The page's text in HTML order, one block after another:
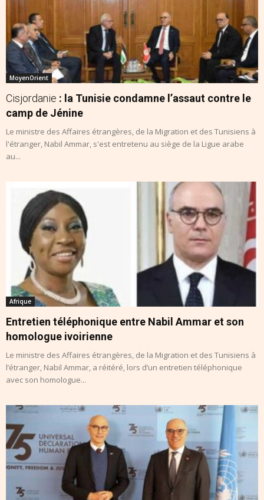
MoyenOrient
Cisjordanie : la Tunisie condamne l’assaut contre le
camp de Jénine
Le ministre des Affaires étrangères, de la Migration et des Tunisiens à
l'étranger, Nabil Ammar, s'est entretenu au siège de la Ligue arabe
au...
Afrique
Entretien téléphonique entre Nabil Ammar et son
homologue ivoirienne
Le ministre des Affaires étrangères, de la Migration et des Tunisiens à
l’étranger, Nabil Ammar, a réitéré, lors d’un entretien téléphonique
avec son homologue...